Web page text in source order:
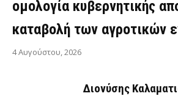
ομολογία κυβερνητικής
καταβολή των αγροτικών
4 Αυγούστου, 2026
Διονύσης